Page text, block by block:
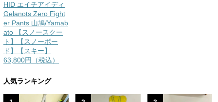
HID エイチアイディ
Gelanots Zero Fight
er Pants 山鳩/Yamab
ato 【スノースクー
ト】【スノーボー
ド】【スキー】
63,800円（税込）
人気ランキング